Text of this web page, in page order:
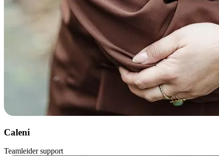
Caleni
Teamleider support